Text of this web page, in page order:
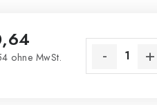
ohne MwSt.